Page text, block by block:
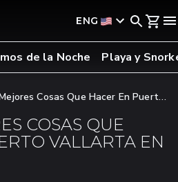
ENG
de la Noche Playa y
Cosas Que Hacer En Puerto
COSAS QUE
VALLARTA EN